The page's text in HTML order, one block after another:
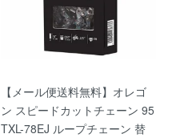
【メール便送料無料】オレゴ
ン スピードカットチェーン 95
TXL-78EJ ループチェーン 替